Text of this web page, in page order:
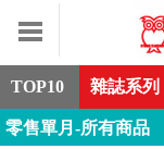
TOP10 雜誌系列
零售單月-所有商品